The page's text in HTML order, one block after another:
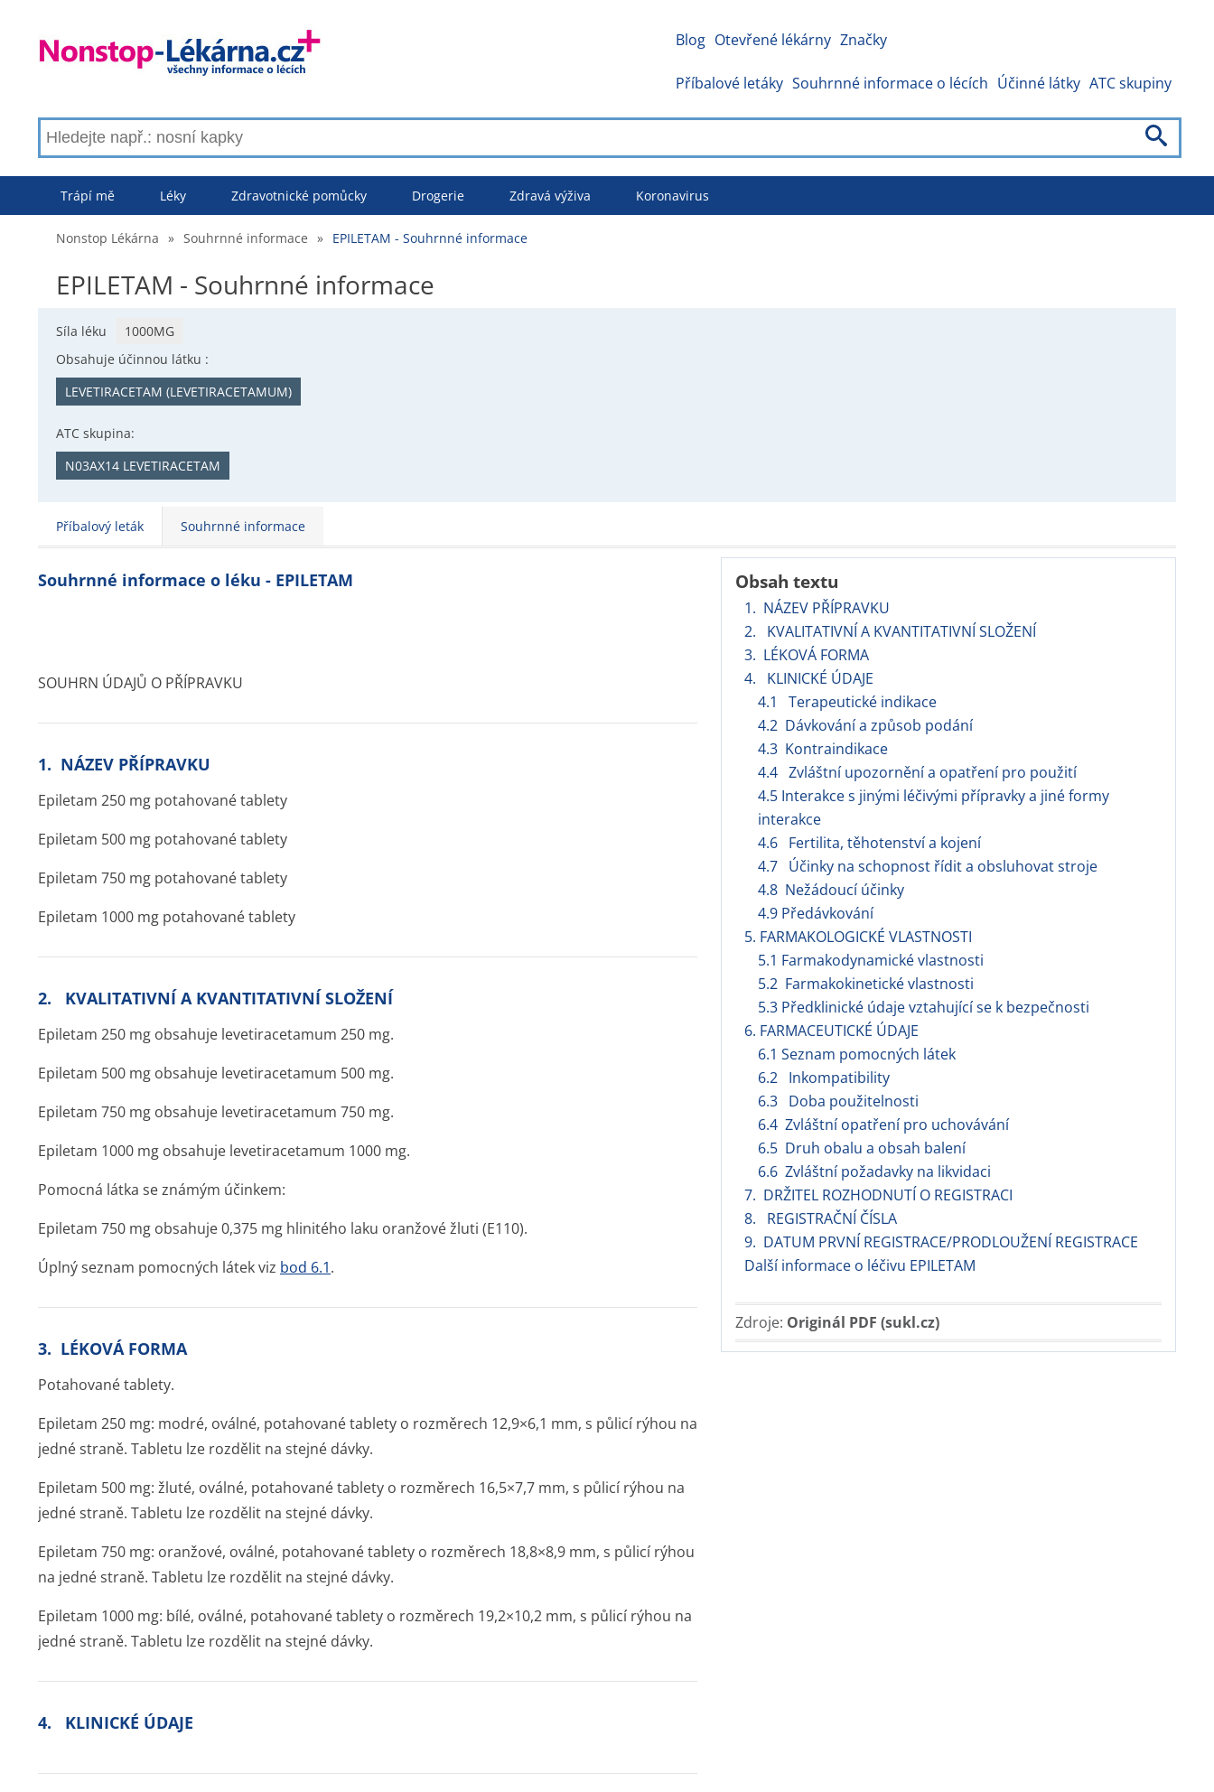
Blog Otevřené lékárny Značky
Příbalové letáky Souhrnné informace o lécích Účinné látky ATC skupiny
Trápí mě Léky Zdravotnické pomůcky Drogerie Zdravá výživa Koronavirus
Nonstop Lékárna » Souhrnné informace » EPILETAM - Souhrnné informace
EPILETAM - Souhrnné informace
Síla léku
1000MG
Obsahuje účinnou látku :
LEVETIRACETAM (LEVETIRACETAMUM)
ATC skupina:
N03AX14 LEVETIRACETAM
Příbalový leták Souhrnné informace
Obsah textu
1. NÁZEV PŘÍPRAVKU
2. KVALITATIVNÍ A KVANTITATIVNÍ SLOŽENÍ
3. LÉKOVÁ FORMA
4. KLINICKÉ ÚDAJE
4.1 Terapeutické indikace
4.2 Dávkování a způsob podání
4.3 Kontraindikace
4.4 Zvláštní upozornění a opatření pro použití
4.5 Interakce s jinými léčivými přípravky a jiné formy
interakce
4.6 Fertilita, těhotenství a kojení
4.7 Účinky na schopnost řídit a obsluhovat stroje
4.8 Nežádoucí účinky
4.9 Předávkování
5. FARMAKOLOGICKÉ VLASTNOSTI
5.1 Farmakodynamické vlastnosti
5.2 Farmakokinetické vlastnosti
5.3 Předklinické údaje vztahující se k bezpečnosti
6. FARMACEUTICKÉ ÚDAJE
6.1 Seznam pomocných látek
6.2 Inkompatibility
6.3 Doba použitelnosti
6.4 Zvláštní opatření pro uchovávání
6.5 Druh obalu a obsah balení
6.6 Zvláštní požadavky na likvidaci
7. DRŽITEL ROZHODNUTÍ O REGISTRACI
8. REGISTRAČNÍ ČÍSLA
9. DATUM PRVNÍ REGISTRACE/PRODLOUŽENÍ REGISTRACE
Další informace o léčivu EPILETAM
Zdroje: Originál PDF (sukl.cz)
Souhrnné informace o léku - EPILETAM
SOUHRN ÚDAJŮ O PŘÍPRAVKU
1. NÁZEV PŘÍPRAVKU
Epiletam 250 mg potahované tablety
Epiletam 500 mg potahované tablety
Epiletam 750 mg potahované tablety
Epiletam 1000 mg potahované tablety
2. KVALITATIVNÍ A KVANTITATIVNÍ SLOŽENÍ
Epiletam 250 mg obsahuje levetiracetamum 250 mg.
Epiletam 500 mg obsahuje levetiracetamum 500 mg.
Epiletam 750 mg obsahuje levetiracetamum 750 mg.
Epiletam 1000 mg obsahuje levetiracetamum 1000 mg.
Pomocná látka se známým účinkem:
Epiletam 750 mg obsahuje 0,375 mg hlinitého laku oranžové žluti (E110).
Úplný seznam pomocných látek viz bod 6.1.
3. LÉKOVÁ FORMA
Potahované tablety.
Epiletam 250 mg: modré, oválné, potahované tablety o rozměrech 12,9×6,1 mm, s půlicí rýhou na
jedné straně. Tabletu lze rozdělit na stejné dávky.
Epiletam 500 mg: žluté, oválné, potahované tablety o rozměrech 16,5×7,7 mm, s půlicí rýhou na
jedné straně. Tabletu lze rozdělit na stejné dávky.
Epiletam 750 mg: oranžové, oválné, potahované tablety o rozměrech 18,8×8,9 mm, s půlicí rýhou
na jedné straně. Tabletu lze rozdělit na stejné dávky.
Epiletam 1000 mg: bílé, oválné, potahované tablety o rozměrech 19,2×10,2 mm, s půlicí rýhou na
jedné straně. Tabletu lze rozdělit na stejné dávky.
4. KLINICKÉ ÚDAJE